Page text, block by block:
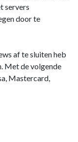
servers
door te
af te sluiten heb
Met de volgende
Mastercard,